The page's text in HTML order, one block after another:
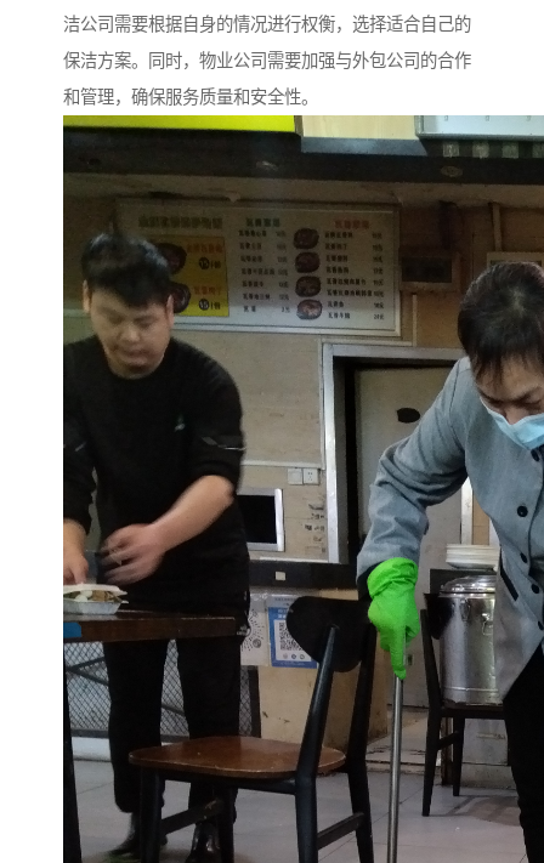
洁公司需要根据自身的情况进行权衡，选择适合自己的
保洁方案。同时，物业公司需要加强与外包公司的合作
和管理，确保服务质量和安全性。